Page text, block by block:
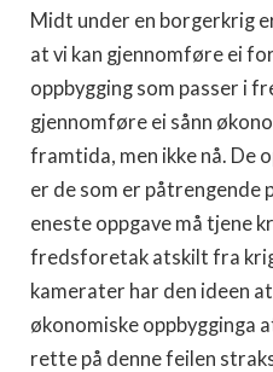
Midt under en borgerkrig
at vi kan gjennomføre ei
oppbygging som passer i
gjennomføre ei sånn
framtida, men ikke nå. De
er de som er påtrengende
eneste oppgave må tjene
fredsforetak atskilt fra
kamerater har den ideen
økonomiske oppbygginga
rette på denne feilen